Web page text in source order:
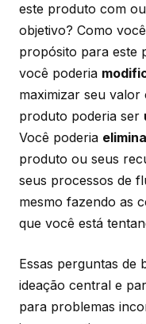
este produto com
objetivo? Como
propósito para este
você poderia
maximizar seu valor
produto poderia ser
Você poderia
produto ou seus
seus processos de
mesmo fazendo as
que você está
Essas perguntas de
ideação central e
para problemas